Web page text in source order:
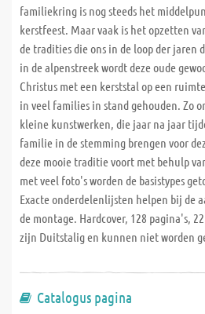
familiekring is nog steeds het
kerstfeest. Maar vaak is het opzetten
de tradities die ons in de loop der jaren
in de alpenstreek wordt deze oude
Christus met een kerststal op een
in veel families in stand gehouden. Zo
kleine kunstwerken, die jaar na jaar
familie in de stemming brengen voor
deze mooie traditie voort met behulp
met veel foto's worden de basistypes
Exacte onderdelenlijsten helpen bij de
de montage. Hardcover, 128 pagina's,
zijn Duitstalig en kunnen niet worden
Catalogus pagina